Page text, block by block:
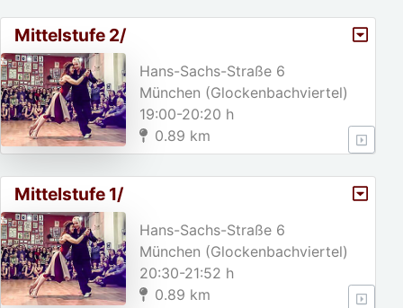
Mittelstufe 2/
Hans-Sachs-Straße 6
München (Glockenbachviertel)
19:00-20:20 h
0.89 km
Mittelstufe 1/
Hans-Sachs-Straße 6
München (Glockenbachviertel)
20:30-21:52 h
0.89 km